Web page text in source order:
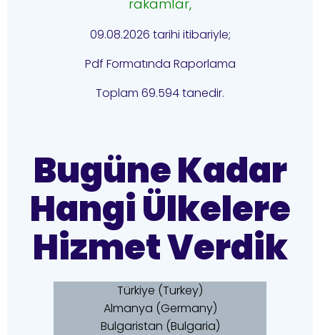
rakamlar,
09.08.2026 tarihi itibariyle;
Pdf Formatında Raporlama
Toplam 69.594 tanedir.
Bugüne Kadar
Hangi Ülkelere
Hizmet Verdik
Türkiye (Turkey)
Almanya (Germany)
Bulgaristan (Bulgaria)